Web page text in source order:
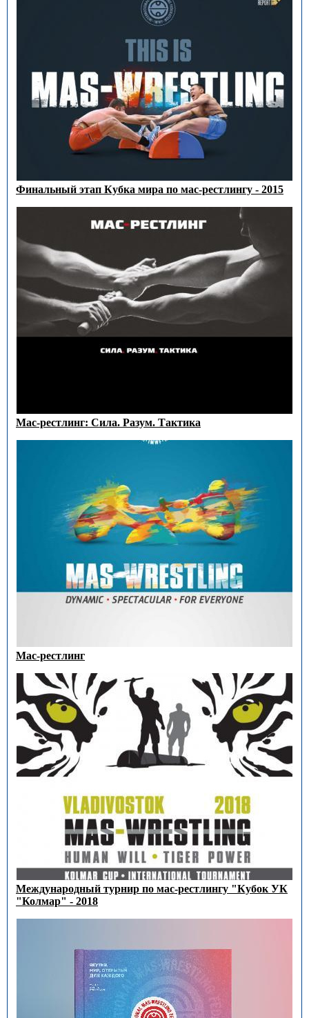
Финальный этап Кубка мира по мас-рестлингу - 2015
Мас-рестлинг: Сила. Разум. Тактика
Мас-рестлинг
Международный турнир по мас-рестлингу "Кубок УК
"Колмар" - 2018